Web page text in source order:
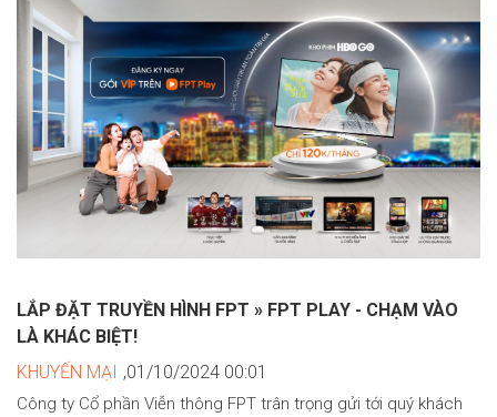
LẮP ĐẶT TRUYỀN HÌNH FPT » FPT PLAY - CHẠM VÀO
LÀ KHÁC BIỆT!
KHUYẾN MẠI ,01/10/2024 00:01
Công ty Cổ phần Viễn thông FPT trân trọng gửi tới quý khách